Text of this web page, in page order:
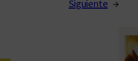
Siguiente →